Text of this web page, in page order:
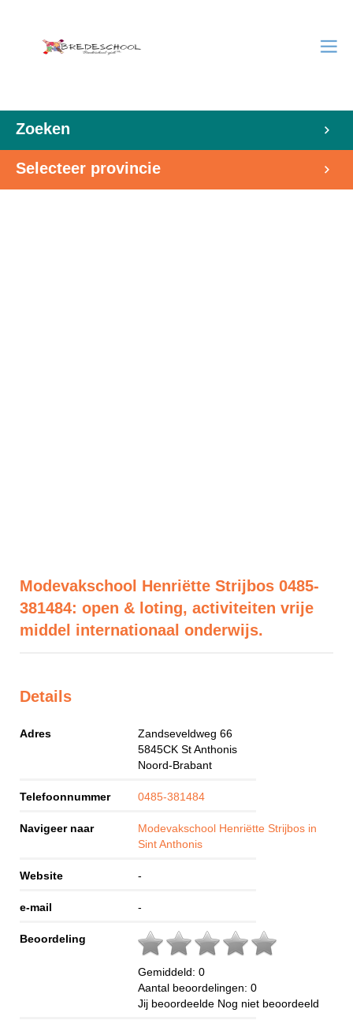
Zoeken
Selecteer provincie
Modevakschool Henriëtte Strijbos 0485-
381484: open & loting, activiteiten vrije
middel internationaal onderwijs.
Details
Adres
Zandseveldweg 66
5845CK St Anthonis
Noord-Brabant
Telefoonnummer 0485-381484
Navigeer naar
Modevakschool Henriëtte Strijbos in
Sint Anthonis
Website -
e-mail -
Beoordeling
Gemiddeld: 0
Aantal beoordelingen: 0
Jij beoordeelde Nog niet beoordeeld